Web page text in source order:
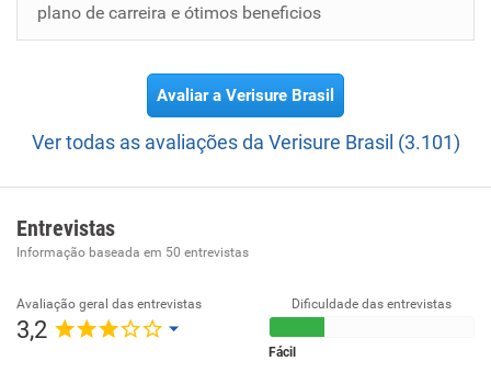
Missão:
Protegemos o que realmente importa.
plano de carreira e ótimos beneficios
Avaliar a Verisure Brasil
Ver todas as avaliações da Verisure Brasil (3.101)
Entrevistas
Informação baseada em 50 entrevistas
Avaliação geral das entrevistas
3,2
Dificuldade das entrevistas
Fácil